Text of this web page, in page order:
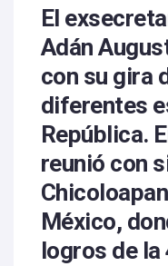
El
Adán
con su gira
diferentes
República.
reunió con
México,
logros de la